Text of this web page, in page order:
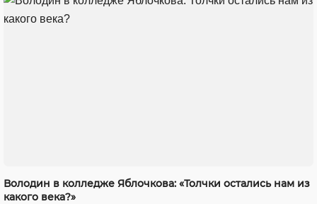
Володин в колледже Яблочкова: «Толчки остались нам из
какого века?»